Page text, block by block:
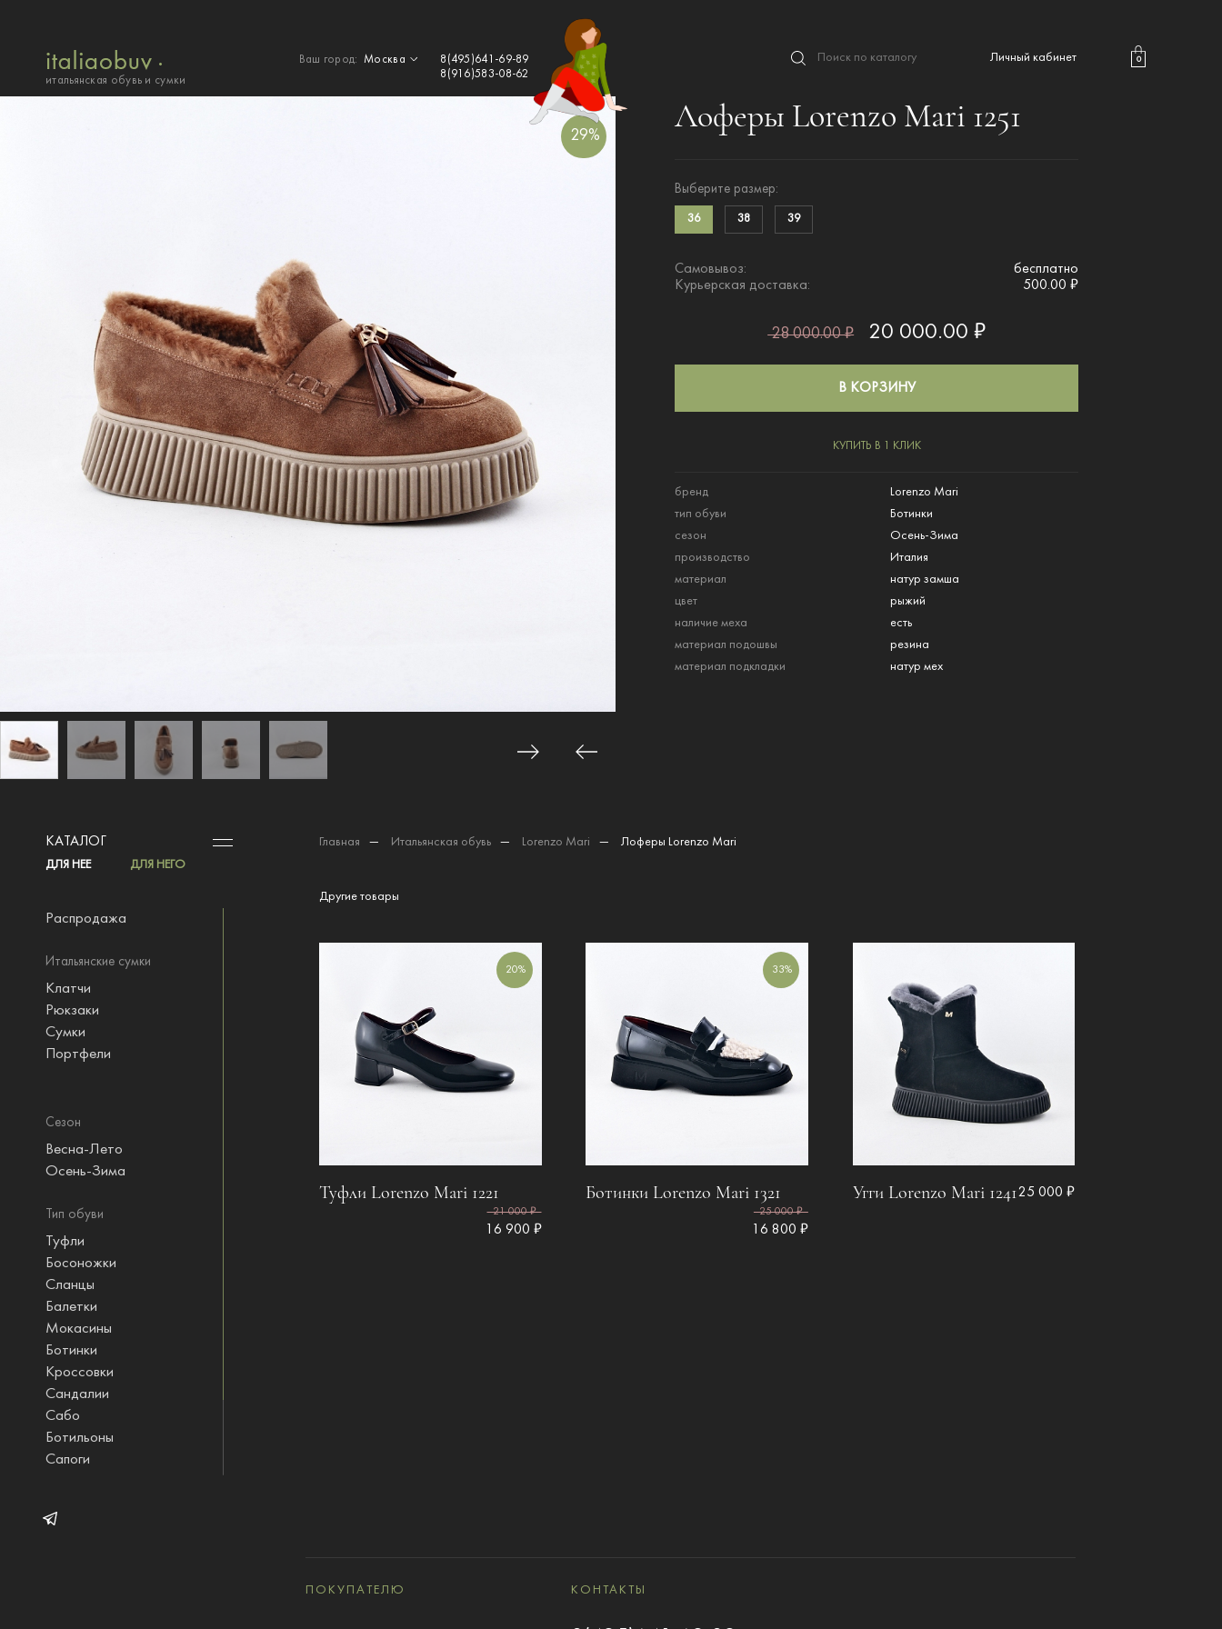
итальянская обувь и сумки
Ваш город:Москва
8(495)641-69-89
8(916)583-08-62
Личный кабинет 0
29%
Лоферы Lorenzo Mari 1251
Выберите размер:
36 38 39
Самовывоз:
бесплатно
Курьерская доставка:
500.00 ₽
28 000.00 ₽ 20 000.00 ₽
В КОРЗИНУ
КУПИТЬ В 1 КЛИК
бренд
Lorenzo Mari
тип обуви
Ботинки
сезон
Осень-Зима
производство
Италия
материал
натур замша
цвет
рыжий
наличие меха
есть
материал подошвы
резина
материал подкладки
натур мех
КАТАЛОГ
ДЛЯ НЕЕ ДЛЯ НЕГО
Распродажа
Итальянские сумки
Клатчи
Рюкзаки
Сумки
Портфели
Сезон
Весна-Лето
Осень-Зима
Тип обуви
Туфли
Босоножки
Сланцы
Балетки
Мокасины
Ботинки
Кроссовки
Сандалии
Сабо
Ботильоны
Сапоги
Главная — Итальянская обувь — Lorenzo Mari — Лоферы Lorenzo Mari
Другие товары
20%
Туфли Lorenzo Mari 1221
21 000 ₽
16 900 ₽
33%
Ботинки Lorenzo Mari 1321
25 000 ₽
16 800 ₽
Угги Lorenzo Mari 124125 000 ₽
ПОКУПАТЕЛЮ КОНТАКТЫ